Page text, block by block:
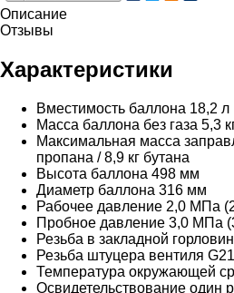
Описание
Отзывы
Характеристики
Вместимость баллона 18,2 л
Масса баллона без газа 5,3
Максимальная масса
пропана / 8,9 кг бутана
Высота баллона 498 мм
Диаметр баллона 316 мм
Рабочее давление 2,0 МПа
Пробное давление 3,0 МПа
Резьба в закладной
Резьба штуцера вентиля
Температура окружающей
Освидетельствование один